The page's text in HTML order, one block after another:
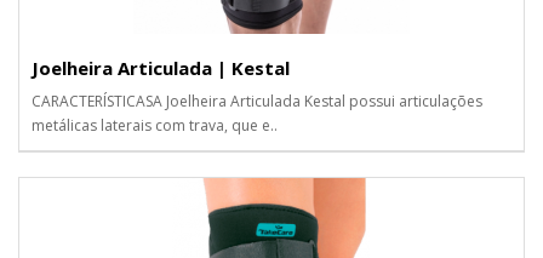
Joelheira Articulada | Kestal
CARACTERÍSTICASA Joelheira Articulada Kestal possui articulações
metálicas laterais com trava, que e..